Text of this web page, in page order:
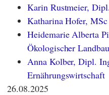
Karin Rustmeier,
Katharina Hofer,
Heidemarie Alberta
Ökologischer
Anna Kolber, Dipl.
Ernährungswirtschaft
26.08.2025